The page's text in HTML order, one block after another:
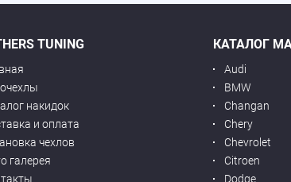
TUNING
накидок
и оплата
чехлов
галерея
КАТАЛОГ
Audi
BMW
Changan
Chery
Chevrolet
Citroen
Dodge